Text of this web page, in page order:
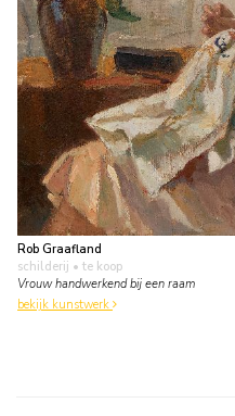
Rob Graafland
schilderij • te koop
Vrouw handwerkend bij een raam
bekijk kunstwerk